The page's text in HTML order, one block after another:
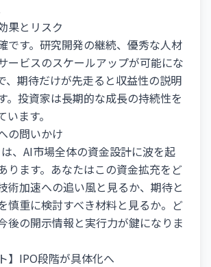
果とリスク
です。研究開発の継続、優秀な人材
ービスのスケールアップが可能にな
、期待だけが先走ると収益性の説明
。投資家は長期的な成長の持続性を
ます。
の問いかけ
、AI市場全体の資金設計に波を起
ります。あなたはこの資金拡充をど
術加速への追い風と見るか、期待と
慎重に検討すべき材料と見るか。ど
後の開示情報と実行力が鍵になりま
】IPO段階が具体化へ